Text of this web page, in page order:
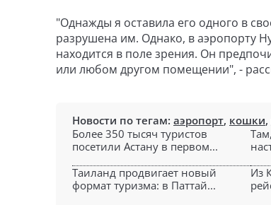
"Однажды я оставила его одного в
разрушена им. Однако, в аэропорту
находится в поле зрения. Он
или любом другом помещении", -
Новости по тегам: аэропорт, кошки,
Более 350 тысяч туристов
посетили Астану в первом...
Таиланд продвигает новый
формат туризма: в Паттай...
Из